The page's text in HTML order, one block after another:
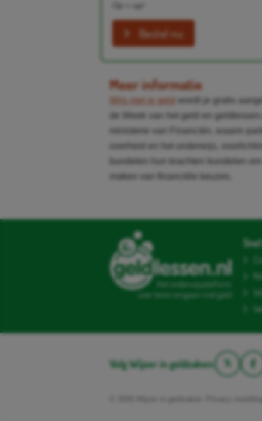
Op = op!
Bestel nu
Meer informatie
Wijs met je geld wordt je gratis
de Week van het geld en
ministerie van Financiën, waarin
overheid en het onderwijs,
bundelen hun krachten bundelen
maken van financiële keuzes.
Het onderwijsplatform
over leren omgaan met geld
Volg Wijzer in geldzaken: